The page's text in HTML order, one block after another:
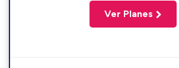
Ver Planes